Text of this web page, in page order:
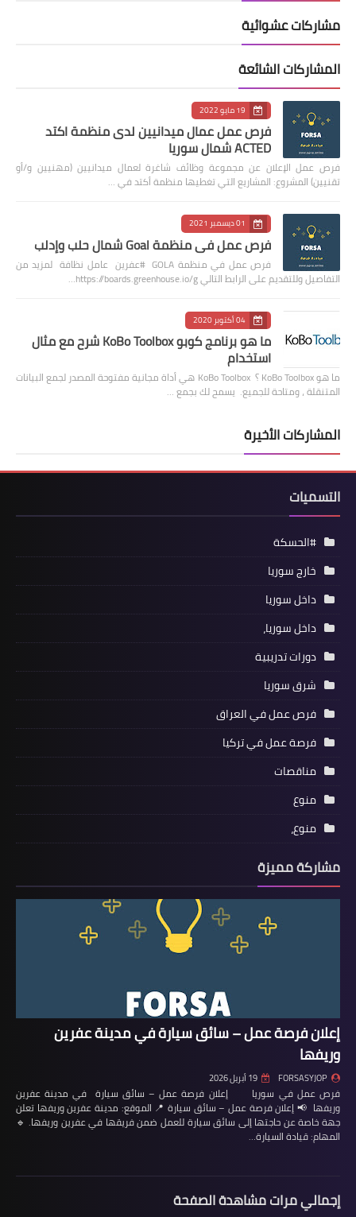
مشاركات عشوائية
المشاركات الشائعة
19 مايو 2022
فرص عمل عمال ميدانيين لدى منظمة اكتد
ACTED شمال سوريا
فرص عمل الإعلان عن مجموعة وظائف شاغرة لعمال ميدانيين (مهنيين و/أو
تقنيين) المشروع: المشاريع التي تغطيها منظمة أكتد في …
01 ديسمبر 2021
فرص عمل في منظمة Goal شمال حلب وإدلب
فرص عمل في منظمة GOLA #عفرين عامل نظافة لمزيد من
التفاصيل وللتقديم على الرابط التالي https://boards.greenhouse.io/g…
04 أكتوبر 2020
ما هو برنامج كوبو KoBo Toolbox شرح مع مثال
استخدام
ما هو KoBo Toolbox ؟ KoBo Toolbox هي أداة مجانية مفتوحة المصدر لجمع البيانات
المتنقلة ، ومتاحة للجميع. يسمح لك بجمع …
المشاركات الأخيرة
التسميات
#الحسكة
خارج سوريا
داخل سوريا
داخل سوريا،
دورات تدريبية
شرق سوريا
فرص عمل في العراق
فرصة عمل في تركيا
مناقصات
منوع
منوع،
مشاركة مميزة
إعلان فرصة عمل – سائق سيارة في مدينة عفرين
وريفها
FORSASYJOP 19 أبريل 2026
فرص عمل في سوريا إعلان فرصة عمل – سائق سيارة في مدينة عفرين
وريفها 📢 إعلان فرصة عمل – سائق سيارة 📍 الموقع: مدينة عفرين وريفها تعلن
جهة خاصة عن حاجتها إلى سائق سيارة للعمل ضمن فريقها في عفرين وريفها. 🔹
المهام: قيادة السيارة…
إجمالي مرات مشاهدة الصفحة